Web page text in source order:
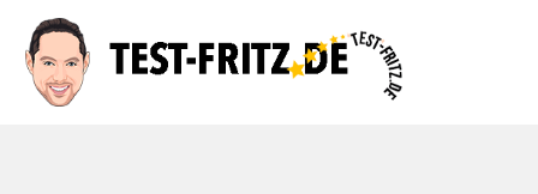
Inhalt
springen